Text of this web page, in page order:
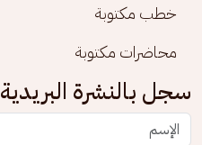
خطب مكتوبة
محاضرات مكتوبة
سجل بالنشرة البريدية